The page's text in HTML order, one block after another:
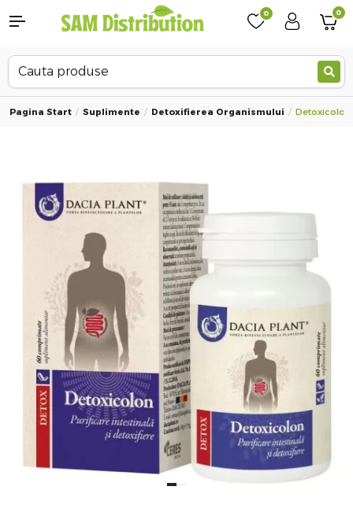
0 0
Pagina Start Suplimente Detoxifierea Organismului